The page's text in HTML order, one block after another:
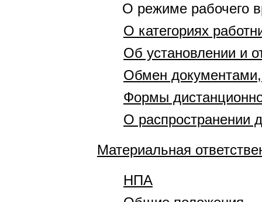
О режиме рабочего
О категориях
Об установлении и
Обмен
Формы
О распространении
Материальная
НПА